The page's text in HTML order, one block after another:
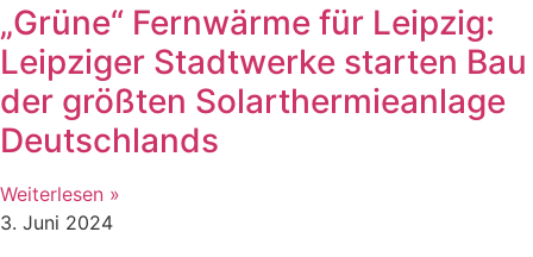
„Grüne“ Fernwärme für Leipzig:
Leipziger Stadtwerke starten Bau
der größten Solarthermieanlage
Deutschlands
Weiterlesen »
3. Juni 2024